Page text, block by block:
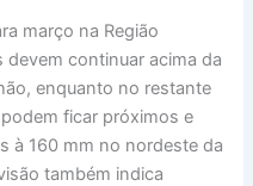
março na Região
continuar acima da
enquanto no restante
ficar próximos e
à 160 mm no nordeste da
também indica